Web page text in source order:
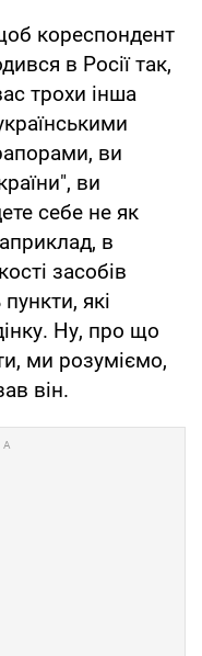
кореспондент
в Росії так,
трохи інша
ви
ви
себе не як
в
засобів
які
Ну, про що
ми розуміємо,
він.